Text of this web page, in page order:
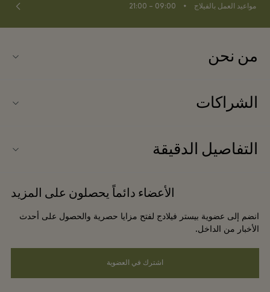
مواعيد العمل بالفيلاج ⬩
09:00 – 21:00
من نحن
الأسئلة المتكررة
الوظائف
تنزيل التطبيق
نبذة عن بستر فيلاج (Bicester Village)
الشراكات
عروض الشركاء
التفاصيل الدقيقة
إشعارات الخصوصية
الأعضاء دائماً يحصلون على المزيد
انضم إلى عضوية بيستر فيلادج لفتح مزايا حصرية والحصول على أحدث
الأخبار من الداخل.
اشترك في العضوية